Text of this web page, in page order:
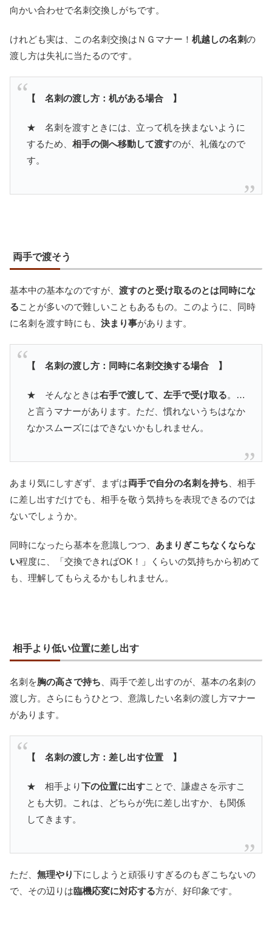
向かい合わせで名刺交換しがちです。
けれども実は、この名刺交換はＮＧマナー！ 机越しの名刺の
渡し方は失礼に当たるのです。
【 名刺の渡し方：机がある場合 】
★ 名刺を渡すときには、立って机を挟まないように
するため、 相手の側へ移動して渡すのが、礼儀なので
す。
両手で渡そう
基本中の基本なのですが、 渡すのと受け取るのとは同時にな
ることが多いので難しいこともあるもの。このように、同時
に名刺を渡す時にも、 決まり事があります。
【 名刺の渡し方：同時に名刺交換する場合 】
★ そんなときは右手で渡して、左手で受け取る。…
と言うマナーがあります。ただ、慣れないうちはなか
なかスムーズにはできないかもしれません。
あまり気にしすぎず、まずは両手で自分の名刺を持ち 、相手
に差し出すだけでも、相手を敬う気持ちを表現できるのでは
ないでしょうか。
同時になったら基本を意識しつつ、 あまりぎこちなくならな
い程度に、「交換できればOK！」くらいの気持ちから初めて
も、理解してもらえるかもしれません。
相手より低い位置に差し出す
名刺を胸の高さで持ち 、両手で差し出すのが、基本の名刺の
渡し方。さらにもうひとつ、意識したい名刺の渡し方マナー
があります。
【 名刺の渡し方：差し出す位置 】
★ 相手より下の位置に出すことで、謙虚さを示すこ
とも大切。これは、どちらが先に差し出すか、も関係
してきます。
ただ、 無理やり下にしようと頑張りすぎるのもぎこちないの
で、その辺りは臨機応変に対応する方が、好印象です。